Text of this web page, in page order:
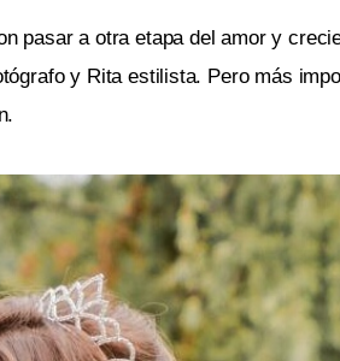
pasar a otra etapa del amor y
y Rita estilista. Pero más